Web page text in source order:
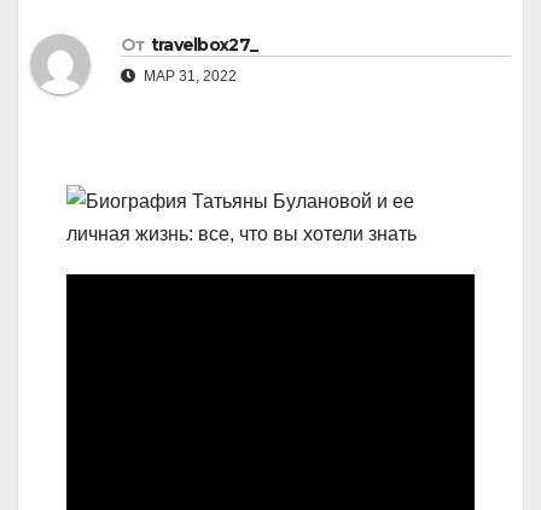
От travelbox27_
МАР 31, 2022